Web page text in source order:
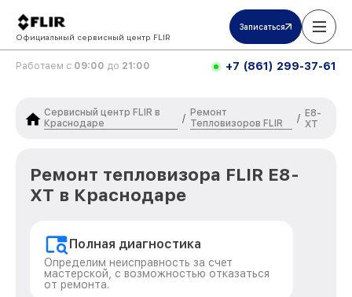
Официальный сервисный центр FLIR
Записаться
Работаем с 09:00 до 21:00 +7 (861) 299-37-61
Сервисный центр FLIR в
Краснодаре
/
Ремонт
Тепловизоров FLIR
/ E8-
XT
Ремонт тепловизора FLIR E8-
XT в Краснодаре
Полная диагностика
Определим неисправность за счет
мастерской, с возможностью отказаться
от ремонта.